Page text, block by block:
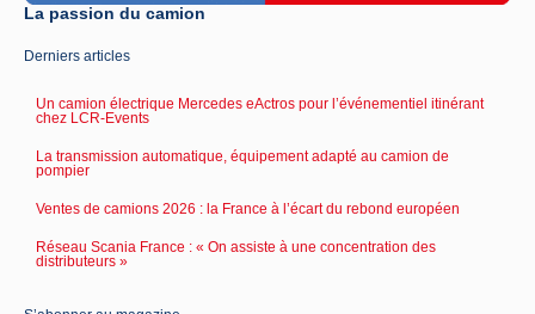
La passion du camion
Derniers articles
Un camion électrique Mercedes eActros pour l’événementiel itinérant
chez LCR-Events
La transmission automatique, équipement adapté au camion de
pompier
Ventes de camions 2026 : la France à l’écart du rebond européen
Réseau Scania France : « On assiste à une concentration des
distributeurs »